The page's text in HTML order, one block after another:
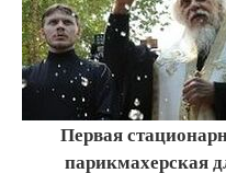
Первая
парикмахерская